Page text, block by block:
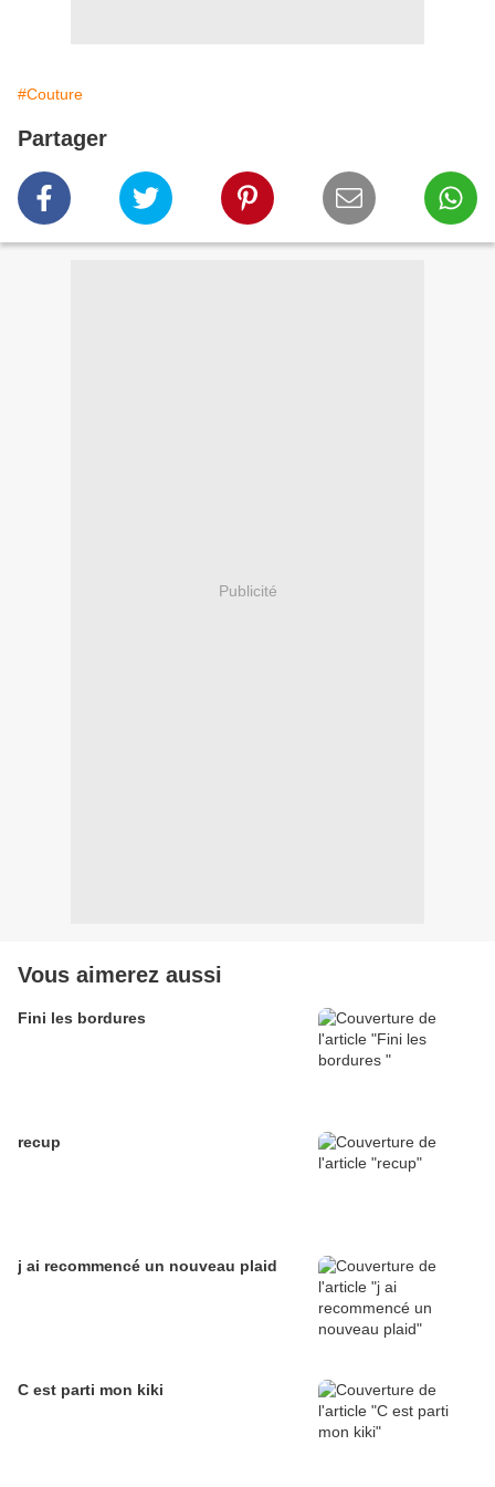
#Couture
Partager
Publicité
Vous aimerez aussi
Fini les bordures
recup
j ai recommencé un nouveau plaid
C est parti mon kiki